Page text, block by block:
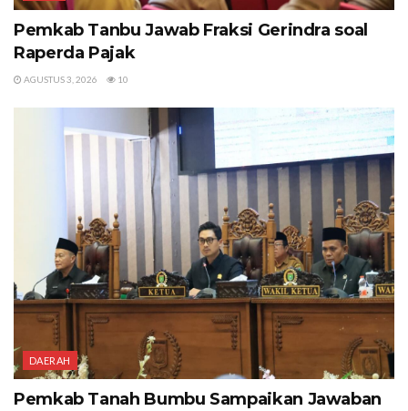
Pemkab Tanbu Jawab Fraksi Gerindra soal
Raperda Pajak
AGUSTUS 3, 2026 10
DAERAH
Pemkab Tanah Bumbu Sampaikan Jawaban